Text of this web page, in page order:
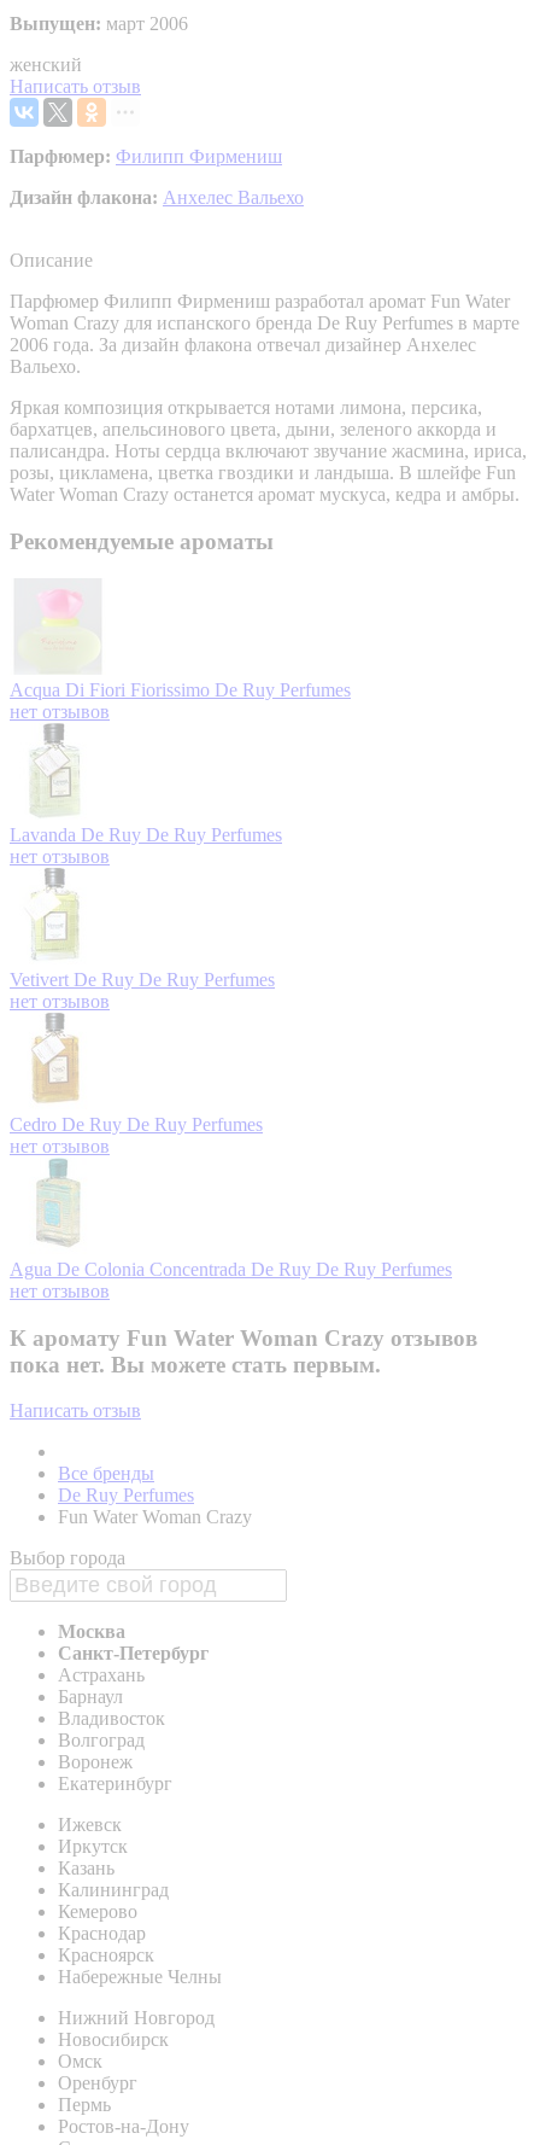
Выпущен: март 2006
женский
Написать отзыв
Парфюмер: Филипп Фирмениш
Дизайн флакона: Анхелес Вальехо
Описание
Парфюмер Филипп Фирмениш разработал аромат Fun Water
Woman Crazy для испанского бренда De Ruy Perfumes в марте
2006 года. За дизайн флакона отвечал дизайнер Анхелес
Вальехо.
Яркая композиция открывается нотами лимона, персика,
бархатцев, апельсинового цвета, дыни, зеленого аккорда и
палисандра. Ноты сердца включают звучание жасмина, ириса,
розы, цикламена, цветка гвоздики и ландыша. В шлейфе Fun
Water Woman Crazy останется аромат мускуса, кедра и амбры.
Рекомендуемые ароматы
Acqua Di Fiori Fiorissimo De Ruy Perfumes
нет отзывов
Lavanda De Ruy De Ruy Perfumes
нет отзывов
Vetivert De Ruy De Ruy Perfumes
нет отзывов
Cedro De Ruy De Ruy Perfumes
нет отзывов
Agua De Colonia Concentrada De Ruy De Ruy Perfumes
нет отзывов
К аромату Fun Water Woman Crazy отзывов
пока нет. Вы можете стать первым.
Написать отзыв
Все бренды
De Ruy Perfumes
Fun Water Woman Crazy
Выбор города
Москва
Санкт-Петербург
Астрахань
Барнаул
Владивосток
Волгоград
Воронеж
Екатеринбург
Ижевск
Иркутск
Казань
Калининград
Кемерово
Краснодар
Красноярск
Набережные Челны
Нижний Новгород
Новосибирск
Омск
Оренбург
Пермь
Ростов-на-Дону